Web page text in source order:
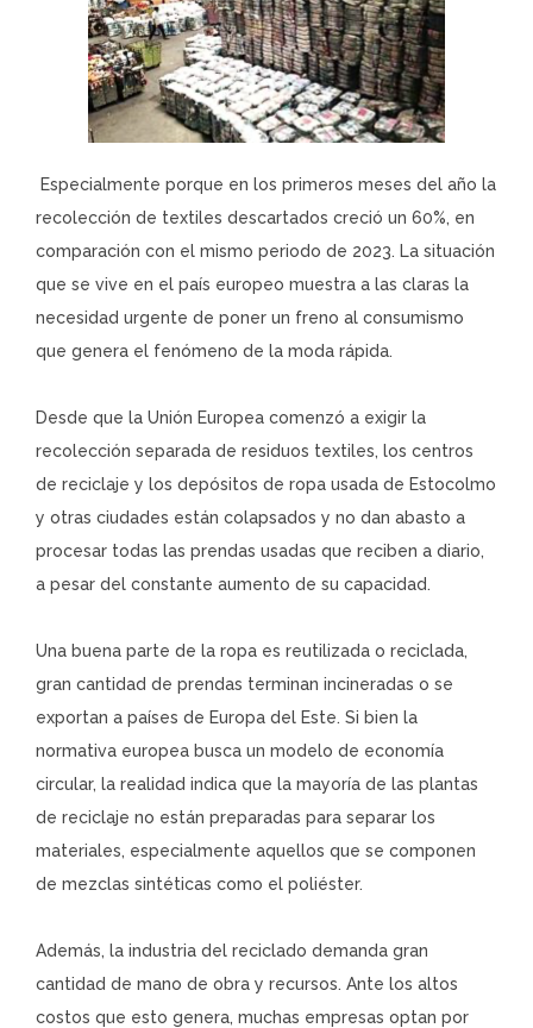
Especialmente porque en los primeros meses del año la
recolección de textiles descartados creció un 60%, en
comparación con el mismo periodo de 2023. La situación
que se vive en el país europeo muestra a las claras la
necesidad urgente de poner un freno al consumismo
que genera el fenómeno de la moda rápida.
Desde que la Unión Europea comenzó a exigir la
recolección separada de residuos textiles, los centros
de reciclaje y los depósitos de ropa usada de Estocolmo
y otras ciudades están colapsados y no dan abasto a
procesar todas las prendas usadas que reciben a diario,
a pesar del constante aumento de su capacidad.
Una buena parte de la ropa es reutilizada o reciclada,
gran cantidad de prendas terminan incineradas o se
exportan a países de Europa del Este. Si bien la
normativa europea busca un modelo de economía
circular, la realidad indica que la mayoría de las plantas
de reciclaje no están preparadas para separar los
materiales, especialmente aquellos que se componen
de mezclas sintéticas como el poliéster.
Además, la industria del reciclado demanda gran
cantidad de mano de obra y recursos. Ante los altos
costos que esto genera, muchas empresas optan por